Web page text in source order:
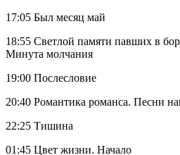
17:05 Был месяц май
18:55 Светлой памяти павших в
Минута молчания
19:00 Послесловие
20:40 Романтика романса. Песни
22:25 Тишина
01:45 Цвет жизни. Начало